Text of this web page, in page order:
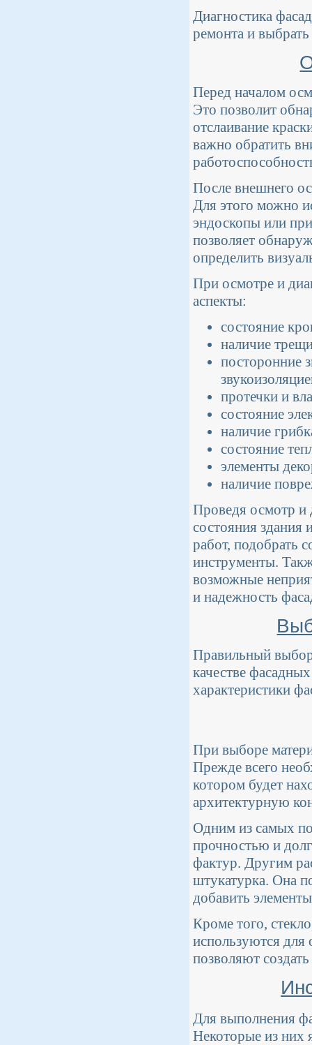
Диагностика
ремонта и
Перед началом
Это позволит
отслаивание
важно обратить
После внешнего
Для этого можно
эндоскопы или
позволяет
определить
При осмотре и
аспекты:
состояние
наличие
посторонние
протечки и
состояние
наличие
состояние
элементы
наличие
Проведя осмотр и
состояния здания
работ, подобрать
инструменты.
возможные
и надежность
Правильный
качестве
характеристики
При выборе
Прежде всего
котором будет
архитектурную
Одним из самых
прочностью и
фактур. Другим
штукатурка. Она
добавить
Кроме того,
используются
позволяют
Для выполнения
Некоторые из них